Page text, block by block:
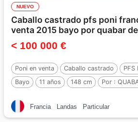
NUEVO
Caballo castrado pfs poni
venta 2015 bayo por quabar
< 100 000 €
Poni en venta Caballo castrado
PFS
Bayo
11 años 148 cm Por :
Francia Landas Particular